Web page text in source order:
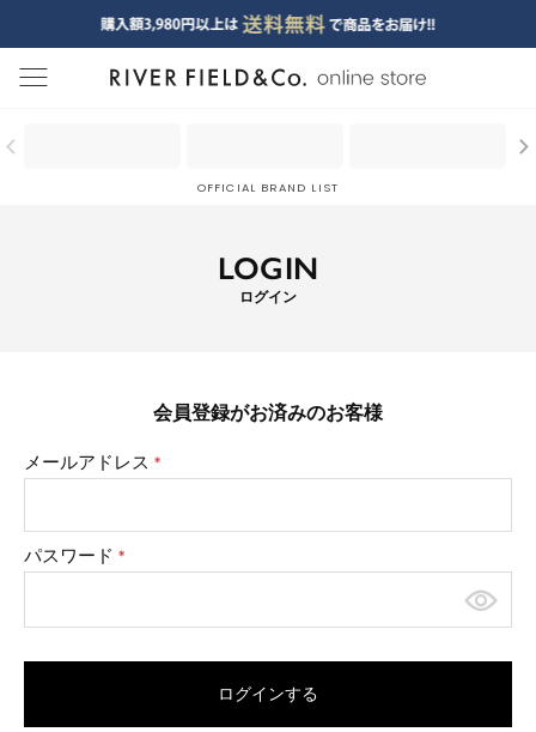
menu
OFFICIAL BRAND LIST
LOGIN
ログイン
会員登録がお済みのお客様
メールアドレス
(必
パスワード
(必
ログインする